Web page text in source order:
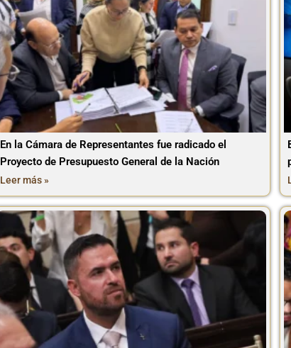
En la Cámara de Representantes fue radicado el
Proyecto de Presupuesto General de la Nación
Leer más »